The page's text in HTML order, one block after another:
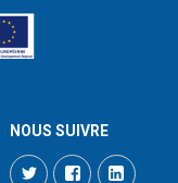
NOUS SUIVRE
TwitterFacebook